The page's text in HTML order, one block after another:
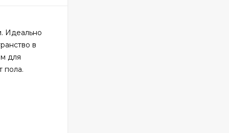
Идеально
в
для
пола.